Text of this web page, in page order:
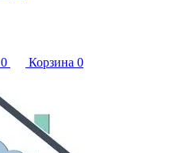
0 Корзина 0